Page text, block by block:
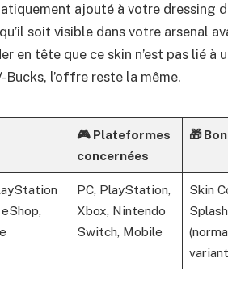
ajouté à votre dressing
soit visible dans votre arsenal
en tête que ce skin n’est pas lié à
l’offre reste la même.
🎮 Plateformes
concernées
🎁
PC, PlayStation,
Xbox, Nintendo
Switch, Mobile
Skin